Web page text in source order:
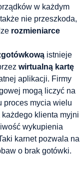
w każdym
nie przeszkoda,
rozmieniarce
istnieje
wirtualną kartę
aplikacji. Firmy
mogą liczyć na
proces mycia wielu
klienta myjni
wykupienia
karnet pozwala na
o brak gotówki.